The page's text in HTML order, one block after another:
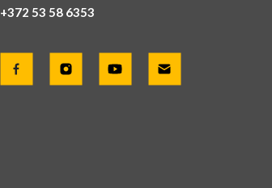
+372 53 58 6353